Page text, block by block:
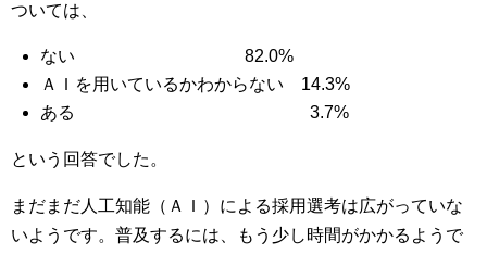
ついては、
ない 82.0%
ＡＩを用いているかわからない 14.3%
ある 3.7%
という回答でした。
まだまだ人工知能（ＡＩ）による採用選考は広がっていな
いようです。普及するには、もう少し時間がかかるようで